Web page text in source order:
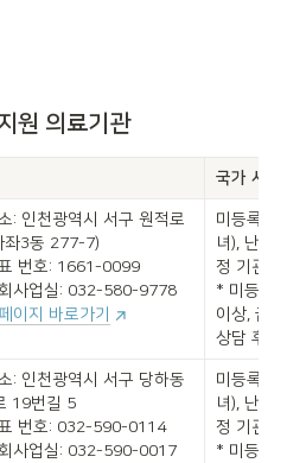
원 의료기관
국가 사업
: 인천광역시 서구 원적로
이지 바로가기
미등록
녀), 난민
정 기관
* 미등록
이상, 급
상담 후
: 인천광역시 서구 당하동
미등록
녀), 난민
정 기관
* 미등록